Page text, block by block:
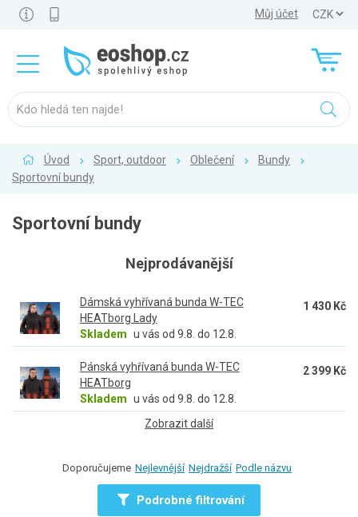
Můj účet
Úvod Sport, outdoor Oblečení
Bundy
Sportovní bundy
Sportovní bundy
Nejprodávanější
Dámská vyhřívaná bunda W-TEC
HEATborg Lady
Skladem u vás od 9.8. do 12.8.
1 430 Kč
Pánská vyhřívaná bunda W-TEC
HEATborg
Skladem u vás od 9.8. do 12.8.
2 399 Kč
Zobrazit další
Doporučujeme Nejlevnější Nejdražší Podle názvu
Podrobné filtrování